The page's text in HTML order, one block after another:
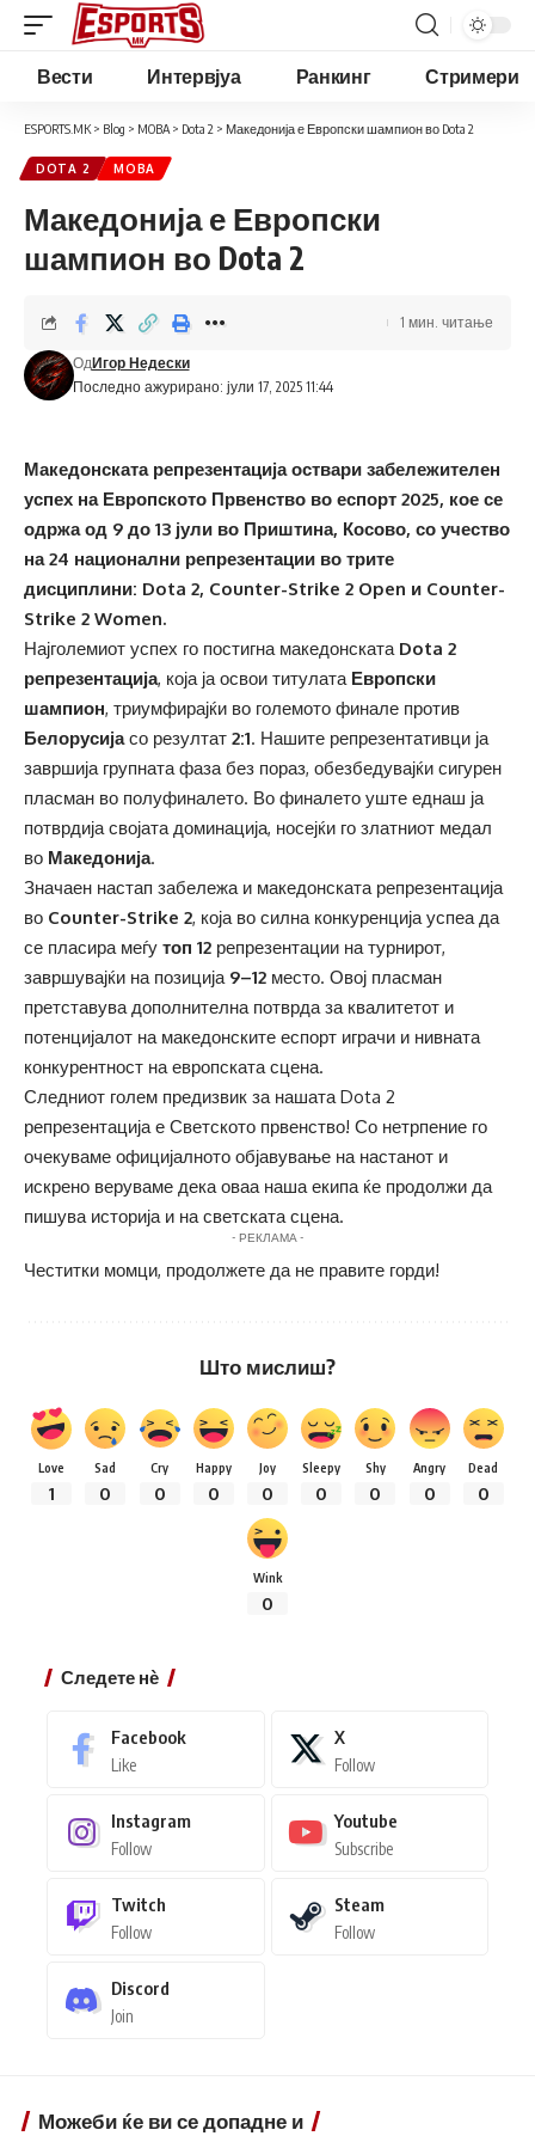
Вести Интервјуа Ранкинг Стримери
ESPORTS.MK > Blog > MOBA > Dota 2 > Македонија е Европски шампион во Dota 2
DOTA 2 MOBA
Македонија е Европски
шампион во Dota 2
Последно ажурирано: јули 17, 2025 11:44
ОдИгор Недески
1 мин. читање
Македонската репрезентација оствари забележителен
успех на Европското Првенство во еспорт 2025, кое се
одржа од 9 до 13 јули во Приштина, Косово, со учество
на 24 национални репрезентации во трите
дисциплини: Dota 2, Counter-Strike 2 Open и Counter-
Strike 2 Women.
Најголемиот успех го постигна македонската Dota 2
репрезентација, која ја освои титулата Европски
шампион, триумфирајќи во големото финале против
Белорусијасо резултат 2:1. Нашите репрезентативци ја
завршија групната фаза без пораз, обезбедувајќи сигурен
пласман во полуфиналето. Во финалето уште еднаш ја
потврдија својата доминација, носејќи го златниот медал
во Македонија.
Значаен настап забележа и македонската репрезентација
во Counter-Strike 2, која во силна конкуренција успеа да
се пласира меѓу топ 12 репрезентации на турнирот,
завршувајќи на позиција 9–12 место. Овој пласман
претставува дополнителна потврда за квалитетот и
потенцијалот на македонските еспорт играчи и нивната
конкурентност на европската сцена.
Следниот голем предизвик за нашата Dota 2
репрезентација е Светското првенство! Со нетрпение го
очекуваме официјалното објавување на настанот и
искрено веруваме дека оваа наша екипа ќе продолжи да
пишува историја и на светската сцена.
- РЕКЛАМА -
Честитки момци, продолжете да не правите горди!
Што мислиш?
Love
1
Sad
0
Cry
0
Happy
0
Joy
0
Sleepy
0
Shy
0
Angry
0
Dead
0
Wink
0
Следете нѐ
Facebook
Like
X
Follow
Instagram
Follow
Youtube
Subscribe
Twitch
Follow
Steam
Follow
Discord
Join
Можеби ќе ви се допадне и